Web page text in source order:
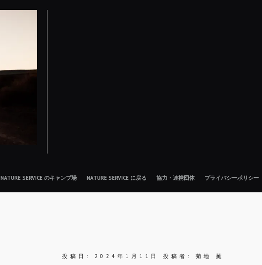
NATURE SERVICE のキャンプ場 NATURE SERVICE に戻る 協力・連携団体 プライバシーポリシー
投稿日: 2024年1月11日 投稿者: 菊地 薫